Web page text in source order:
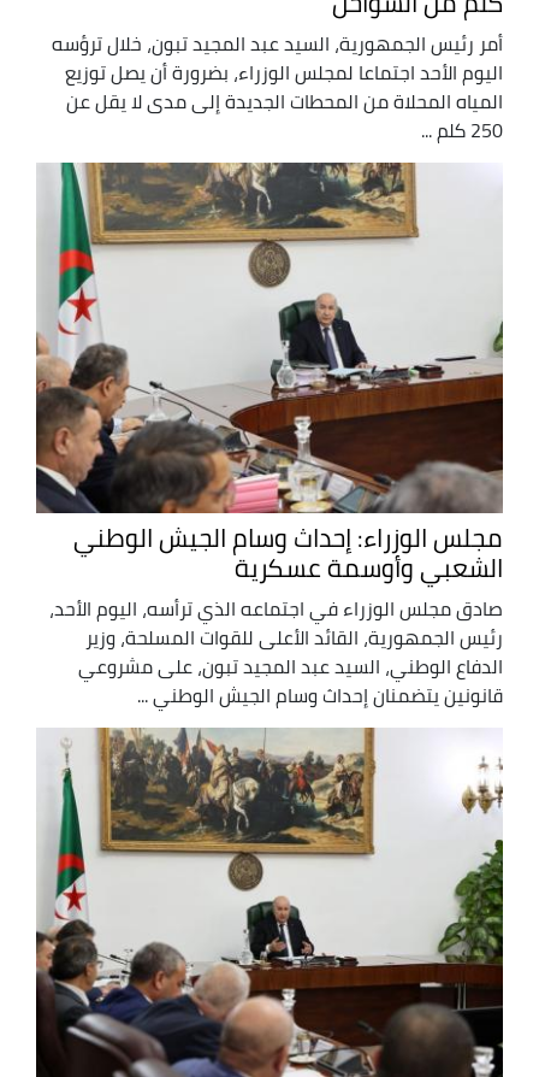
أمر رئيس الجمهورية، السيد عبد المجيد تبون، خلال ترؤسه
اليوم الأحد اجتماعا لمجلس الوزراء، بضرورة أن يصل توزيع
المياه المحلاة من المحطات الجديدة إلى مدى لا يقل عن
250 كلم ...
مجلس الوزراء: إحداث وسام الجيش الوطني
الشعبي وأوسمة عسكرية
صادق مجلس الوزراء في اجتماعه الذي ترأسه، اليوم الأحد،
رئيس الجمهورية، القائد الأعلى للقوات المسلحة، وزير
الدفاع الوطني، السيد عبد المجيد تبون، على مشروعي
قانونين يتضمنان إحداث وسام الجيش الوطني ...